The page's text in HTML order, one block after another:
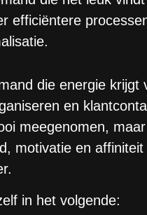
efficiëntere
die energie krijgt
en
meegenomen, maar
motivatie en affiniteit
in het volgende: